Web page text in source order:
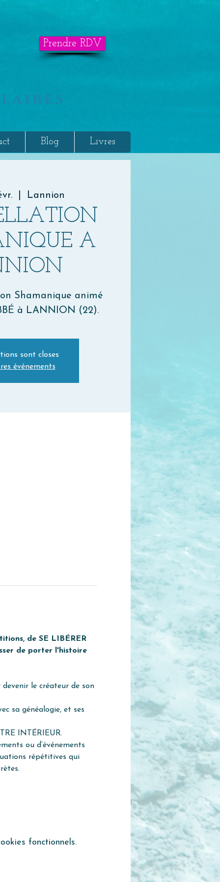
Prendre RDV
Blog Livres
  |
Lannion
A
Shamanique animé
à LANNION (22).
sont closes
événements
de SE LIBÉRER
de porter l'histoire
le créateur de son
sa généalogie, et ses
INTÉRIEUR.
ou d’événements
répétitives qui
fonctionnels.